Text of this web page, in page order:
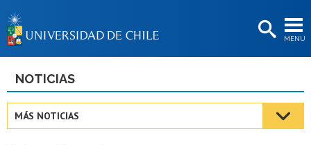
MENÚ
BIBLIOTECAS
Estudiantes
NOTICIAS
MÁS NOTICIAS